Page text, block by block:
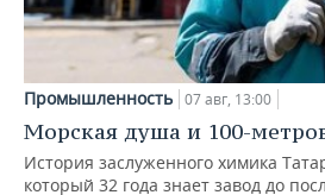
Промышленность 07 авг, 13:00
Морская душа и 100-
История заслуженного химика
который 32 года знает завод до